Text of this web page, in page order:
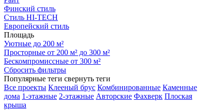
Финский стиль
Стиль HI-TECH
Европейский стиль
Площадь
Уютные до 200 м²
Просторные от 200 м² до 300 м²
Бескомпромиссные от 300 м²
Сбросить фильтры
Популярные теги свернуть теги
Все проекты Клееный брус Комбинированные Каменные
дома 1-этажные 2-этажные Авторские Фахверк Плоская
крыша